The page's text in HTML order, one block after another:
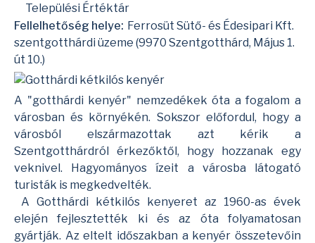
Települési Értéktár
Fellelhetőség helye: Ferrosüt Sütő- és Édesipari Kft.
szentgotthárdi üzeme (9970 Szentgotthárd, Május 1.
út 10.)
A "gotthárdi kenyér" nemzedékek óta a fogalom a
városban és környékén. Sokszor előfordul, hogy a
városból elszármazottak azt kérik a
Szentgotthárdról érkezőktől, hogy hozzanak egy
veknivel. Hagyományos ízeit a városba látogató
turisták is megkedvelték.
A Gotthárdi kétkilós kenyeret az 1960-as évek
elején fejlesztették ki és az óta folyamatosan
gyártják. Az eltelt időszakban a kenyér összetevőin